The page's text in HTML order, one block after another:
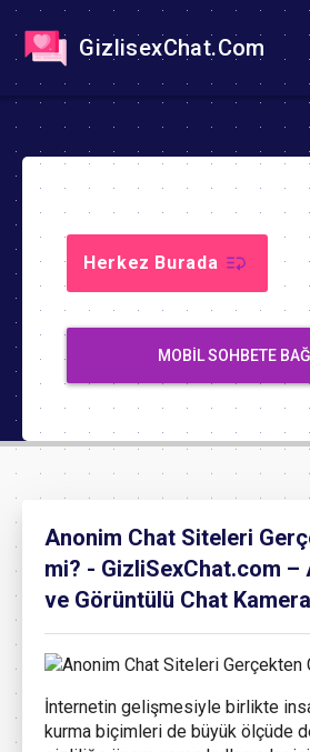
GizlisexChat.Com
Herkez Burada
MOBIL SOHBETE
Anonim Chat Siteleri
mi? - GizliSexChat.com –
ve Görüntülü Chat
İnternetin gelişmesiyle birlikte
kurma biçimleri de büyük ölçüde